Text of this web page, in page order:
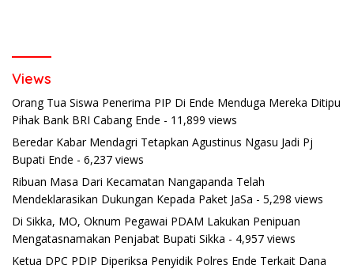
Views
Orang Tua Siswa Penerima PIP Di Ende Menduga Mereka Ditipu
Pihak Bank BRI Cabang Ende - 11,899 views
Beredar Kabar Mendagri Tetapkan Agustinus Ngasu Jadi Pj
Bupati Ende - 6,237 views
Ribuan Masa Dari Kecamatan Nangapanda Telah
Mendeklarasikan Dukungan Kepada Paket JaSa - 5,298 views
Di Sikka, MO, Oknum Pegawai PDAM Lakukan Penipuan
Mengatasnamakan Penjabat Bupati Sikka - 4,957 views
Ketua DPC PDIP Diperiksa Penyidik Polres Ende Terkait Dana